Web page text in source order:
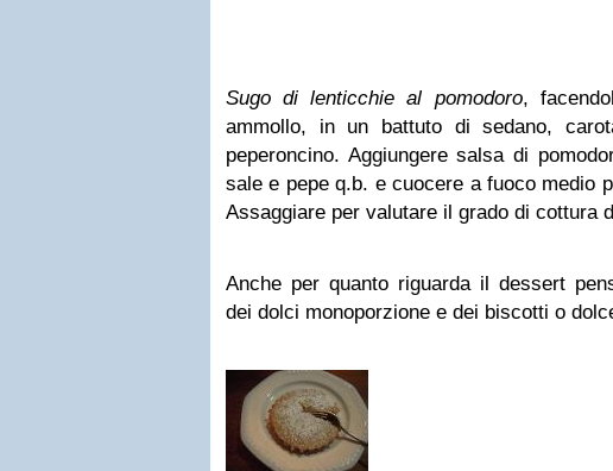
Sugo di lenticchie al pomodoro,
ammollo, in un battuto di sedano,
peperoncino. Aggiungere salsa di
sale e pepe q.b. e cuocere a fuoco medio
Assaggiare per valutare il grado di cottura
Anche per quanto riguarda il dessert
dei dolci monoporzione e dei biscotti o